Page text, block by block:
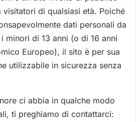
visitatori di qualsiasi età. Poiché
dati personali da
minori di 13 anni (o di 16 anni
Europeo), il sito è per sua
utilizzabile in sicurezza senza
ci abbia in qualche modo
ti preghiamo di contattarci: